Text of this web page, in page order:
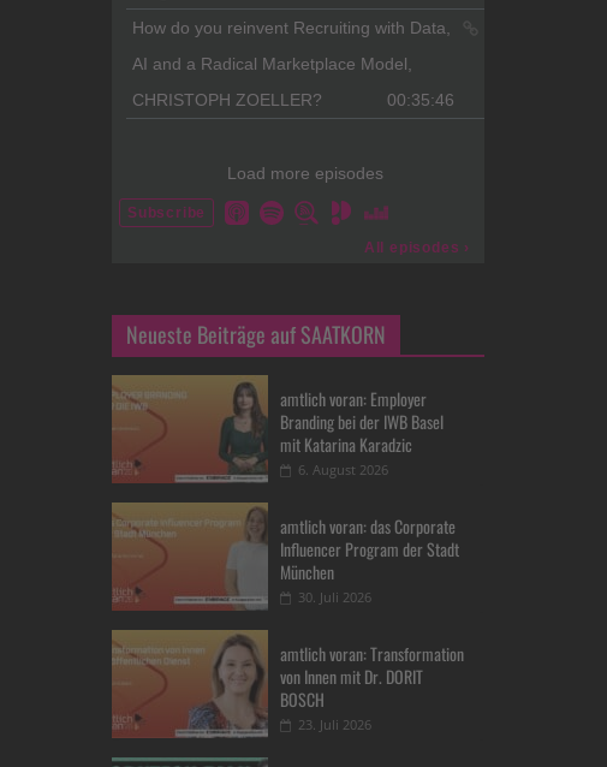
Neueste Beiträge auf SAATKORN
amtlich voran: Employer
Branding bei der IWB Basel
mit Katarina Karadzic
6. August 2026
amtlich voran: das Corporate
Influencer Program der Stadt
München
30. Juli 2026
amtlich voran: Transformation
von Innen mit Dr. DORIT
BOSCH
23. Juli 2026